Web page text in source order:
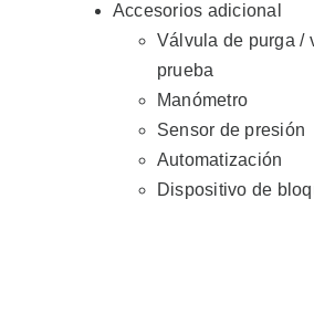
Accesorios adicional
Válvula de purga /
prueba
Manómetro
Sensor de presión
Automatización
Dispositivo de